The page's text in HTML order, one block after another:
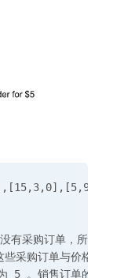
采购订单，所以
采购订单与价格最
5 。销售订单的最